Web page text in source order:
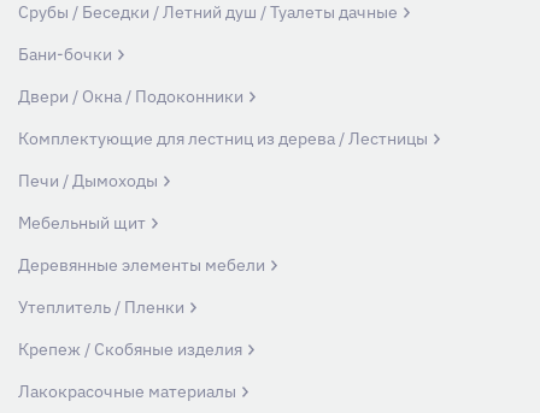
Срубы / Беседки / Летний душ / Туалеты дачные
Бани-бочки
Двери / Окна / Подоконники
Комплектующие для лестниц из дерева / Лестницы
Печи / Дымоходы
Мебельный щит
Деревянные элементы мебели
Утеплитель / Пленки
Крепеж / Скобяные изделия
Лакокрасочные материалы